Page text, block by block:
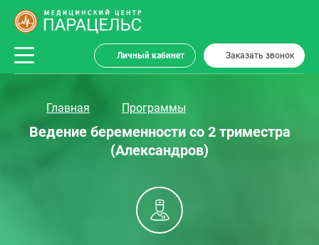
Личный кабинет Заказать звонок
Главная Программы
Ведение беременности со 2 триместра
(Александров)